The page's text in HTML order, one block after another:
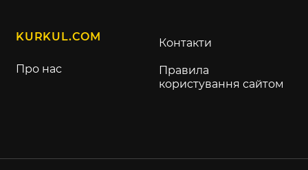
KURKUL.COM
Про нас
Контакти
Правила
користування сайтом